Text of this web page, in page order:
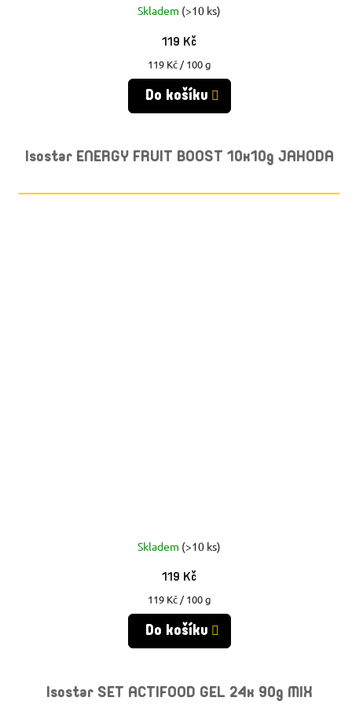
Skladem (>10 ks)
119 Kč
Měrná
cena:
119 Kč / 100 g
Do košíku
Isostar ENERGY FRUIT BOOST 10x10g JAHODA
Skladem (>10 ks)
119 Kč
Měrná
cena:
119 Kč / 100 g
Do košíku
Isostar SET ACTIFOOD GEL 24x 90g MIX